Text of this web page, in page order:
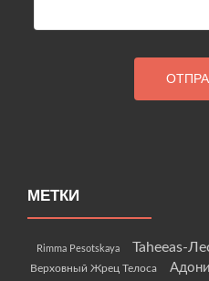
МЕТКИ
Rimma Pesotskaya Taheeas-
Верховный Жрец Телоса